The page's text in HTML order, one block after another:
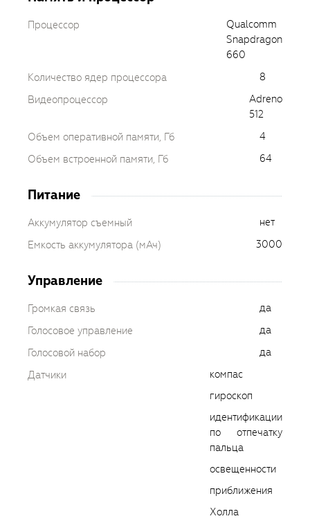
Процессор
Qualcomm
Snapdragon
660
Количество ядер процессора
8
Видеопроцессор
Adreno
512
Объем оперативной памяти, Гб
4
Объем встроенной памяти, Гб
64
Питание
Аккумулятор съемный
нет
Емкость аккумулятора (мАч)
3000
Управление
Громкая связь
да
Голосовое управление
да
Голосовой набор
да
Датчики
компас
гироскоп
идентификации
по отпечатку
пальца
освещенности
приближения
Холла